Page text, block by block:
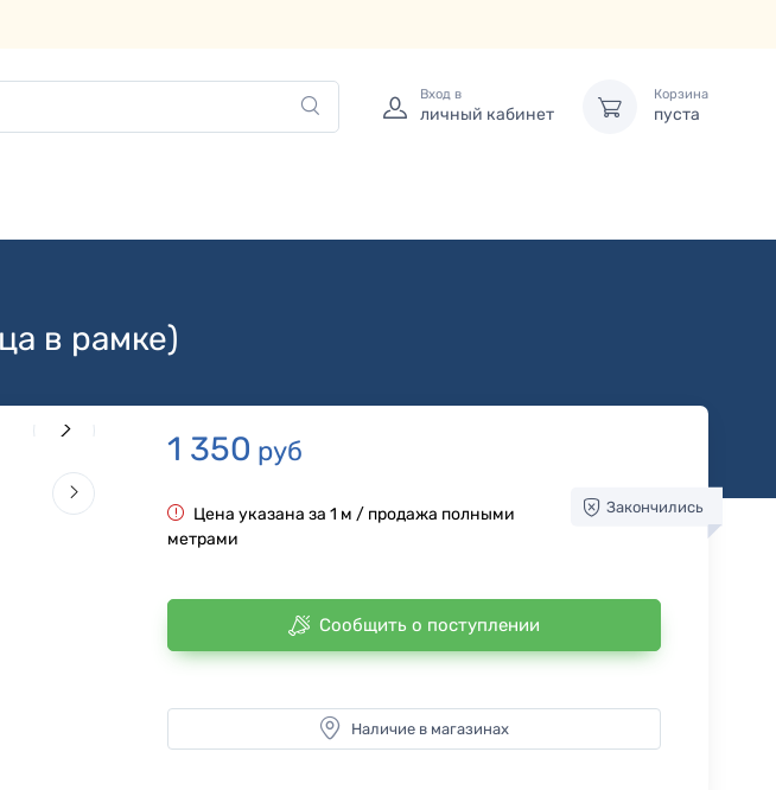
Вход в
личный кабинет
Корзина
пуста
в рамке)
1 350 руб
Закончились
Цена указана за 1 м / продажа полными
метрами
Сообщить о поступлении
Наличие в магазинах